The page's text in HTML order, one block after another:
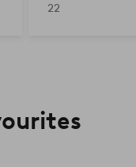
22